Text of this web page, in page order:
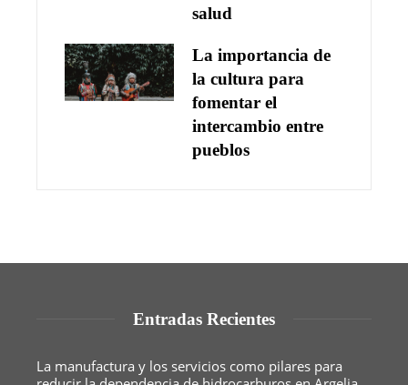
salud
La importancia de
la cultura para
fomentar el
intercambio entre
pueblos
Entradas Recientes
La manufactura y los servicios como pilares para